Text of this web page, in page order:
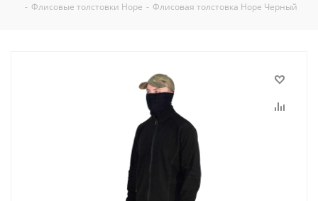
- Флисовые толстовки Hope - Флисовая толстовка Hope Черный